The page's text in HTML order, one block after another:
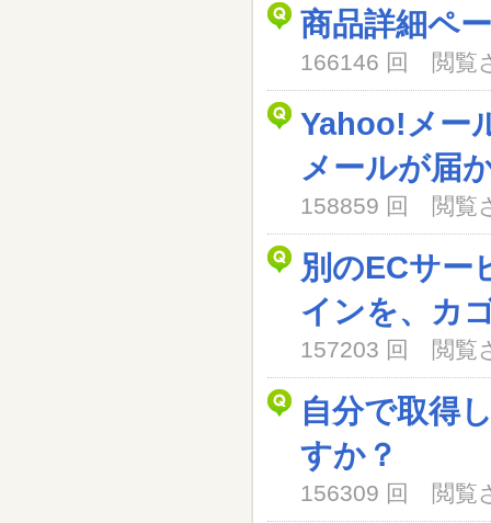
商品詳細ペ
166146 回 閲覧
Yahoo!メー
メールが届
158859 回 閲覧
別のECサー
インを、カ
157203 回 閲覧
自分で取得
すか？
156309 回 閲覧